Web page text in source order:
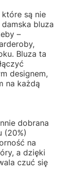
które są nie
bluza
–
Bluza ta
designem,
na każdą
dobrana
(20%)
na
a dzięki
czuć się